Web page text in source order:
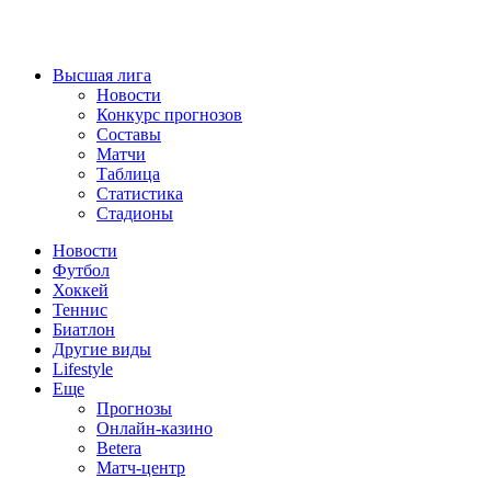
Высшая лига
Новости
Конкурс прогнозов
Составы
Матчи
Таблица
Статистика
Стадионы
Новости
Футбол
Хоккей
Теннис
Биатлон
Другие виды
Lifestyle
Еще
Прогнозы
Онлайн-казино
Betera
Матч-центр